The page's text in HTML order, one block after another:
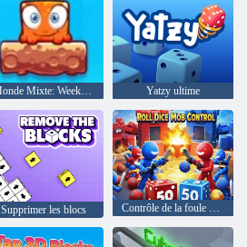
Monde Mixte: Week-end Yatzy ultime
Supprimer les blocs Contrôle de la foule aux dés